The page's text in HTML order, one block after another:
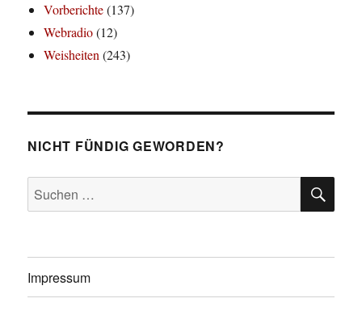
Vorberichte(137)
Webradio(12)
Weisheiten(243)
NICHT FÜNDIG GEWORDEN?
Suchen
nach:
Impressum